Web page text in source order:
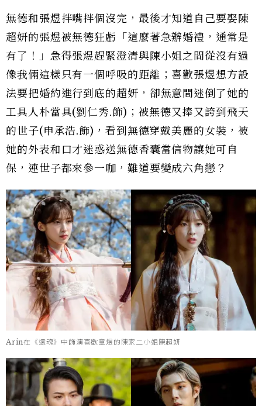
無德和張煜拌嘴拌個沒完，最後才知道自己要娶陳
超妍的張煜被無德狂虧「這麼著急辦婚禮，通常是
有了！」急得張煜趕緊澄清與陳小姐之間從沒有過
像我倆這樣只有一個呼吸的距離；喜歡張煜想方設
法要把婚約進行到底的超妍，卻無意間迷倒了她的
工具人朴當具(劉仁秀.飾)；被無德又捧又誇到飛天
的世子(申承浩.飾)，看到無德穿戴美麗的女裝，被
她的外表和口才迷惑送無德香囊當信物讓她可自
保，連世子都來參一咖，難道要變成六角戀？
Arin在《還魂》中飾演喜歡章煜的陳家二小姐陳超妍